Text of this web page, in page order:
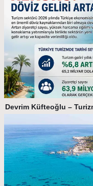
Devrim Küfteoğlu –